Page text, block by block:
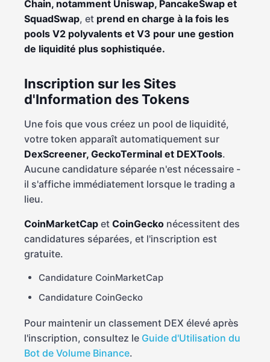
Chain, notamment Uniswap, PancakeSwap et
SquadSwap, et prend en charge à la fois les
pools V2 polyvalents et V3 pour une gestion
de liquidité plus sophistiquée.
Inscription sur les Sites
d'Information des Tokens
Une fois que vous créez un pool de liquidité,
votre token apparaît automatiquement sur
DexScreener, GeckoTerminal et DEXTools.
Aucune candidature séparée n'est nécessaire -
il s'affiche immédiatement lorsque le trading a
lieu.
CoinMarketCap et CoinGecko nécessitent des
candidatures séparées, et l'inscription est
gratuite.
Candidature CoinMarketCap
Candidature CoinGecko
Pour maintenir un classement DEX élevé après
l'inscription, consultez le Guide d'Utilisation du
Bot de Volume Binance.